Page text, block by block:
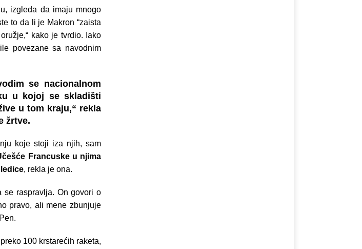
izgleda da imaju mnogo
to da li je Makron “zaista
kako je tvrdio. Iako
povezane sa navodnim
se nacionalnom
u kojoj se skladišti
u tom kraju,“ rekla
žrtve.
koje stoji iza njih, sam
Francuske u njima
, rekla je ona.
se raspravlja. On govori o
pravo, ali mene zbunjuje
100 krstarećih raketa,